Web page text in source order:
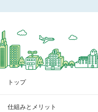
トップ
仕組みとメリット